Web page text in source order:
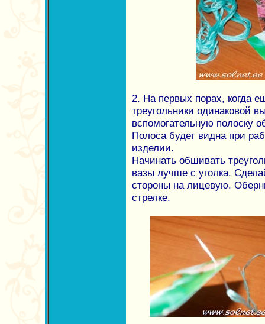
2. На первых порах, когда
треугольники одинаковой
вспомогательную полоску
Полоса будет видна при
изделии.
Начинать обшивать
вазы лучше с уголка.
стороны на лицевую.
стрелке.